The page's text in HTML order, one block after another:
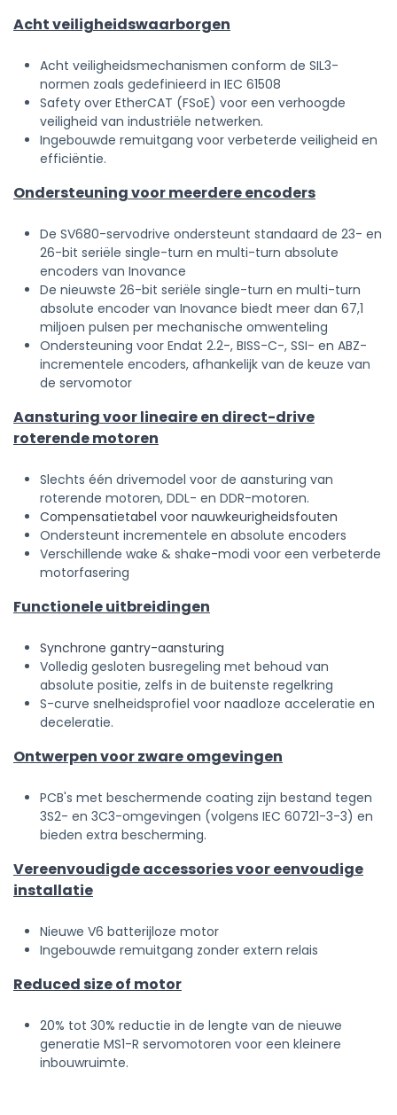
Acht veiligheidswaarborgen
Acht veiligheidsmechanismen conform de SIL3-
normen zoals gedefinieerd in IEC 61508
Safety over EtherCAT (FSoE) voor een verhoogde
veiligheid van industriële netwerken.
Ingebouwde remuitgang voor verbeterde veiligheid en
efficiëntie.
Ondersteuning voor meerdere encoders
De SV680-servodrive ondersteunt standaard de 23- en
26-bit seriële single-turn en multi-turn absolute
encoders van Inovance
De nieuwste 26-bit seriële single-turn en multi-turn
absolute encoder van Inovance biedt meer dan 67,1
miljoen pulsen per mechanische omwenteling
Ondersteuning voor Endat 2.2-, BISS-C-, SSI- en ABZ-
incrementele encoders, afhankelijk van de keuze van
de servomotor
Aansturing voor lineaire en direct-drive
roterende motoren
Slechts één drivemodel voor de aansturing van
roterende motoren, DDL- en DDR-motoren.
Compensatietabel voor nauwkeurigheidsfouten
Ondersteunt incrementele en absolute encoders
Verschillende wake & shake-modi voor een verbeterde
motorfasering
Functionele uitbreidingen
Synchrone gantry-aansturing
Volledig gesloten busregeling met behoud van
absolute positie, zelfs in de buitenste regelkring
S-curve snelheidsprofiel voor naadloze acceleratie en
deceleratie.
Ontwerpen voor zware omgevingen
PCB's met beschermende coating zijn bestand tegen
3S2- en 3C3-omgevingen (volgens IEC 60721-3-3) en
bieden extra bescherming.
Vereenvoudigde accessories voor eenvoudige
installatie
Nieuwe V6 batterijloze motor
Ingebouwde remuitgang zonder extern relais
Reduced size of motor
20% tot 30% reductie in de lengte van de nieuwe
generatie MS1-R servomotoren voor een kleinere
inbouwruimte.